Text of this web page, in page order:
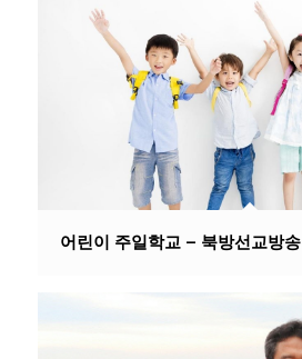
어린이 주일학교 – 북방선교방송